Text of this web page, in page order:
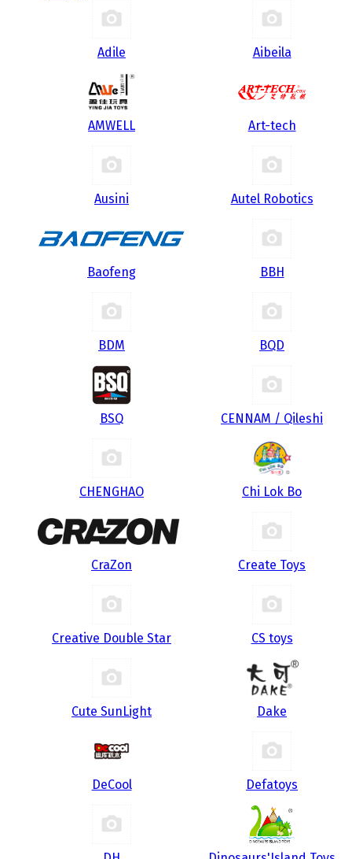
Adile Aibeila
AMWELL Art-tech
Ausini Autel Robotics
Baofeng BBH
BDM BQD
BSQ CENNAM / Qileshi
CHENGHAO Chi Lok Bo
CraZon Create Toys
Creative Double Star CS toys
Cute SunLight Dake
DeCool Defatoys